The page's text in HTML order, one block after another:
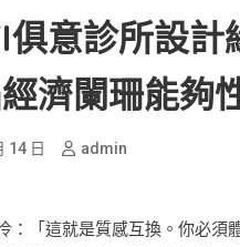
俱意診所設
濟闌珊能夠
14 日 admin
：「這就是質感互換。你必須